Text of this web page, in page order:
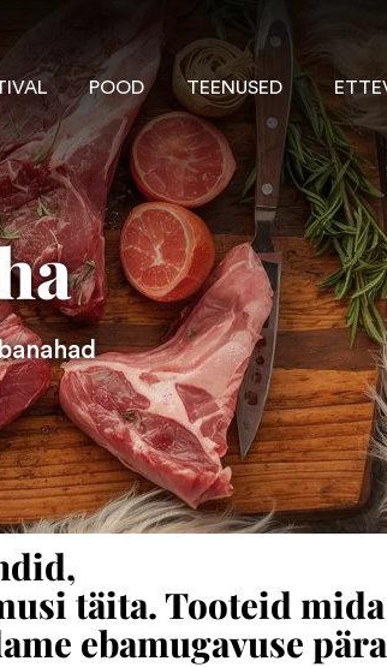
POOD TEENUSED
täita. Tooteid mida
ebamugavuse